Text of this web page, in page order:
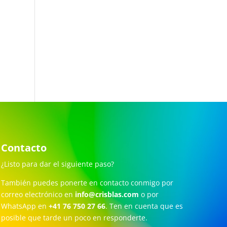
Contacto
¿Listo para dar el siguiente paso?
También puedes ponerte en contacto conmigo por
correo electrónico en info@crisblas.com o por
WhatsApp en +41 76 750 27 66. Ten en cuenta que es
posible que tarde un poco en responderte.